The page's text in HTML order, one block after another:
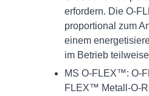
erfordern. Die O-
proportional zum
einem
im Betrieb
MS O-FLEX™: O-
FLEX™ Metall-O-